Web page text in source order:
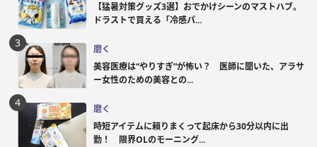
【猛暑対策グッズ3選】おでかけシーンのマストハブ。
ドラストで買える「冷感パ...
磨く
美容医療は“やりすぎ”が怖い？ 医師に聞いた、アラサ
ー女性のための美容との...
磨く
時短アイテムに頼りまくって起床から30分以内に出
勤！ 限界OLのモーニング...